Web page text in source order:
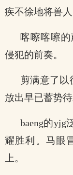
疾不徐地将兽
喀嚓喀嚓
侵犯的前奏。
剪满意了以
放出早已蓄势待
baeng的yjg
耀胜利。马眼
上。